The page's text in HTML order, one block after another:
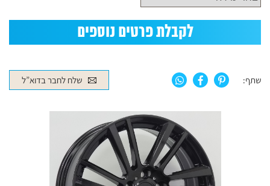
לקבלת פרטים נוספים
שתף: שלח לחבר בדוא”ל